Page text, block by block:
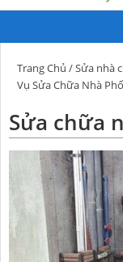
Trang Chủ /Sửa nhà
Vụ Sửa Chữa Nhà
Sửa chữa